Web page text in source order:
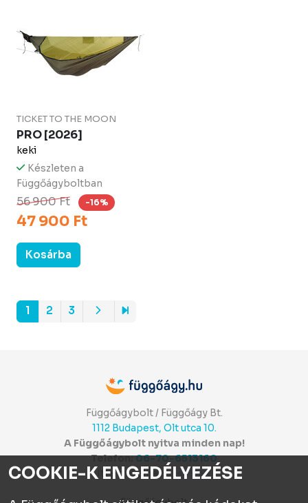
TICKET TO THE MOON
PRO [2026]
keki
Készleten a
Függőágyboltban
56 900 Ft -16%
47 900 Ft
Kosárba
1 2 3
Függőágybolt / Függőágy Bt.
1112 Budapest, Olt utca 10.
A Függőágybolt nyitva minden nap!
Telefon:06-70-6513160
Itt értékelhetsz:⭐⭐⭐⭐⭐
COOKIE-K ENGEDÉLYEZÉSE